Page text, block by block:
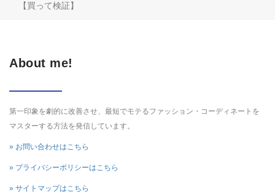
【買って検証】
About me!
第一印象を劇的に改善させ、最短でモテるファッション・コーディネートを
マスターする方法を発信しています。
» お問い合わせはこちら
» プライバシーポリシーはこちら
» サイトマップはこちら